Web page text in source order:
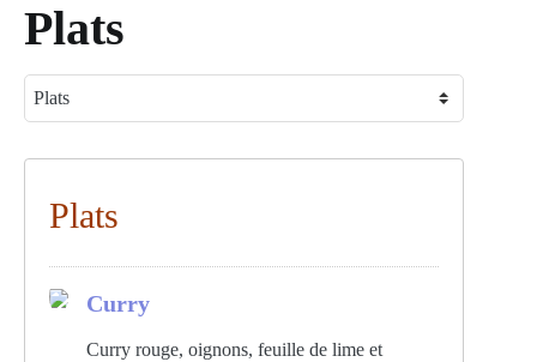
Plats
Plats
Curry
Curry rouge, oignons, feuille de lime et